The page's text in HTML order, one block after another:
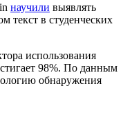
научили выявлять
текст в студенческих
использования
98%. По данным
обнаружения